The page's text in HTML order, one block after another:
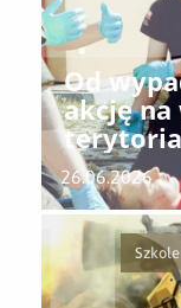
Od
akcję
26.06.2026